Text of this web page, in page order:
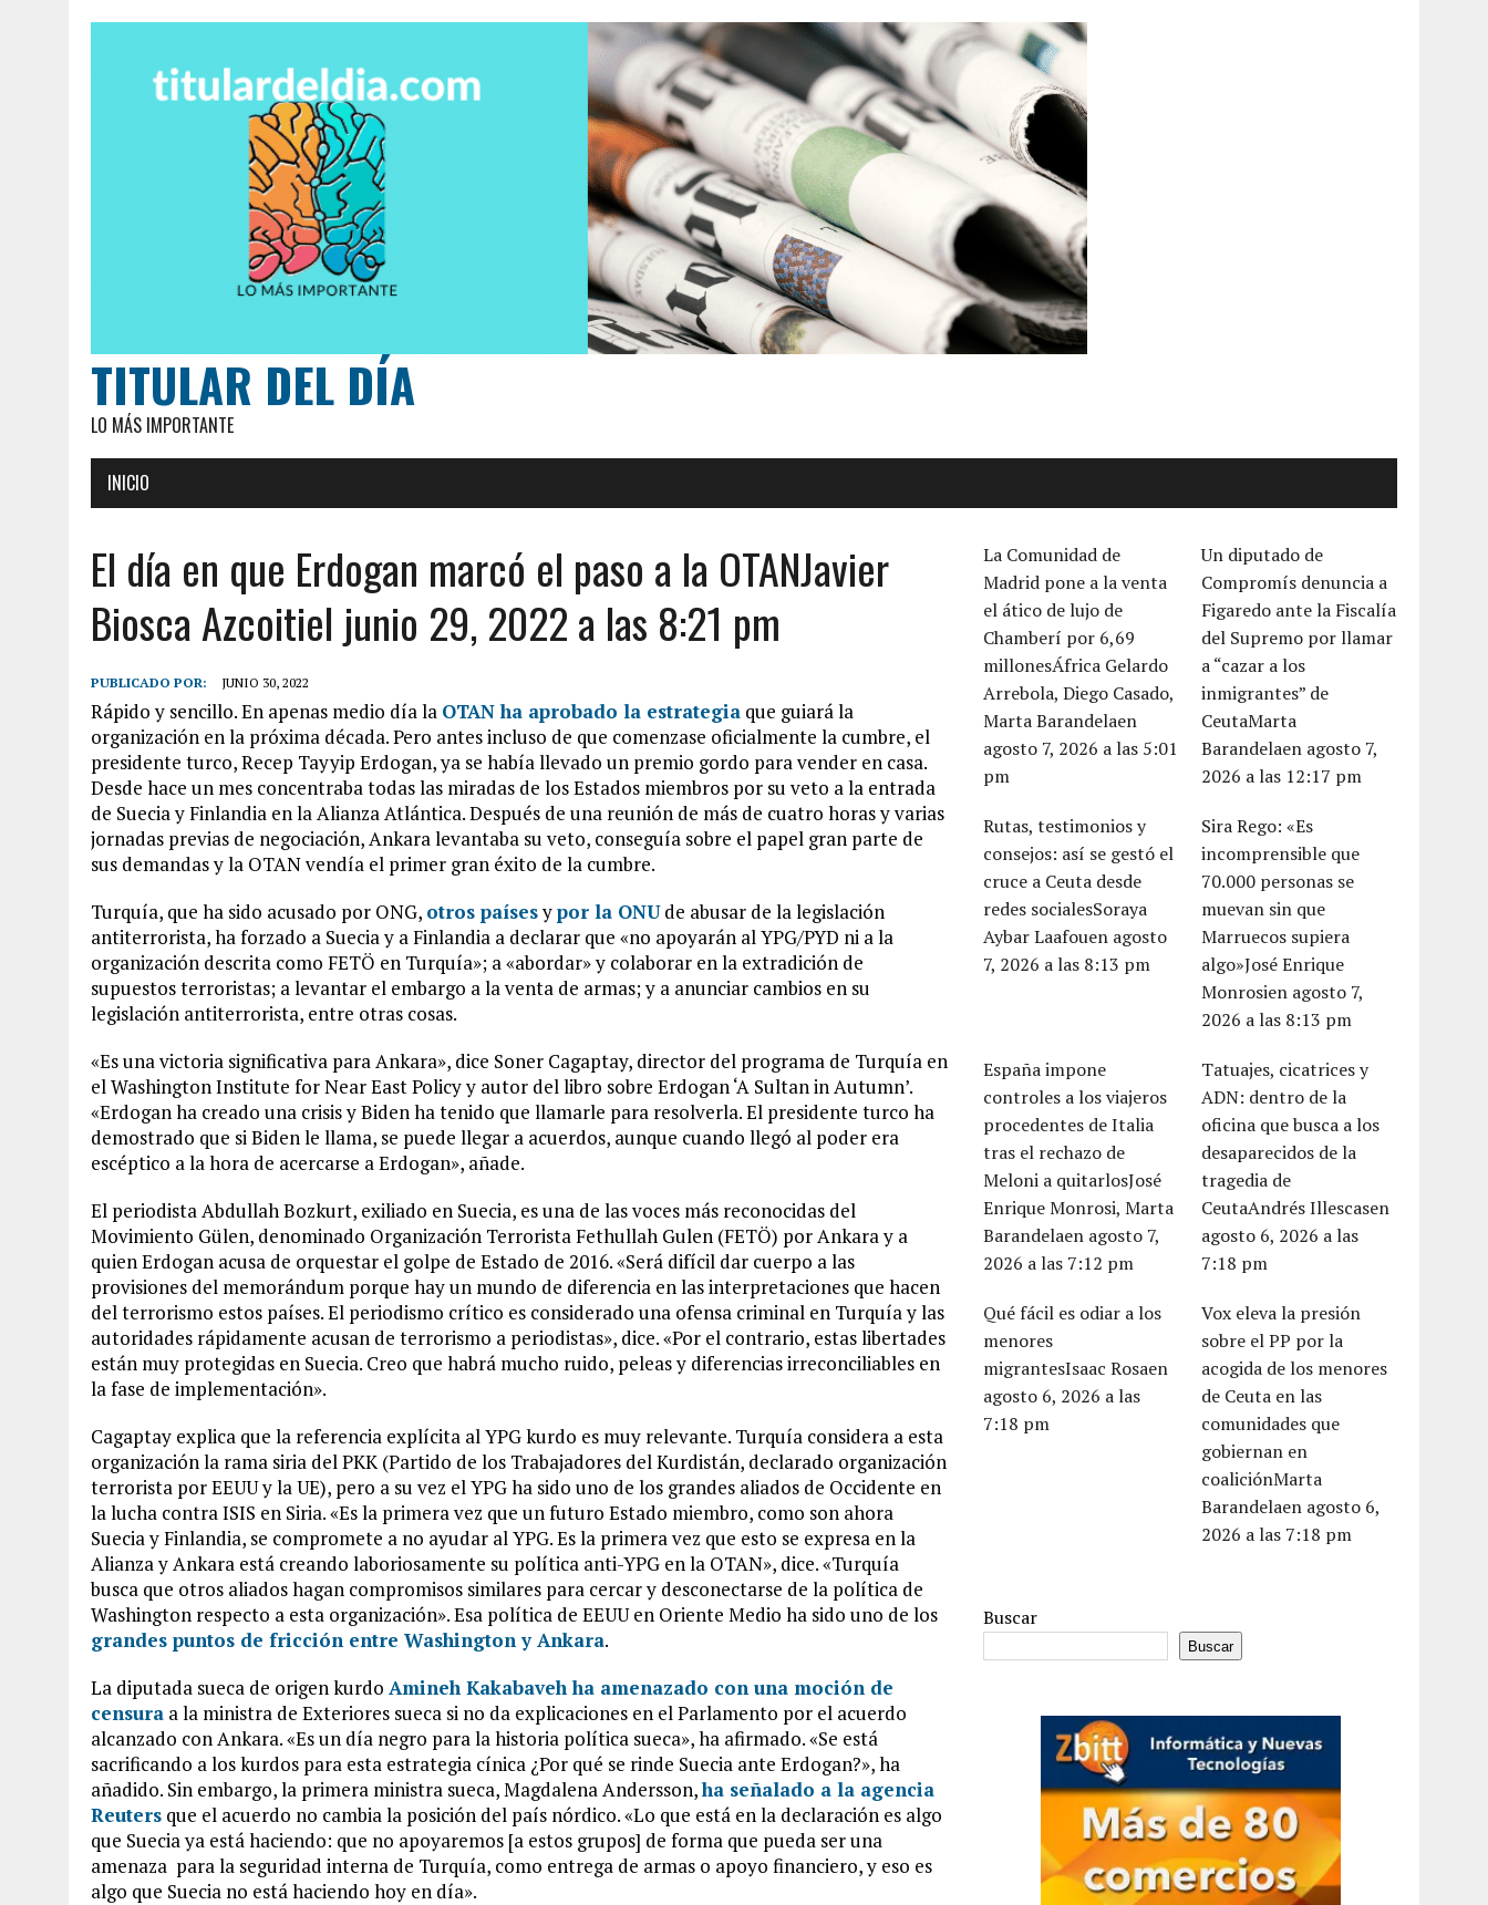
TITULAR DEL DÍA
LO MÁS IMPORTANTE
INICIO
El día en que Erdogan marcó el paso a la OTANJavier
Biosca Azcoitiel junio 29, 2022 a las 8:21 pm
PUBLICADO POR: JUNIO 30, 2022
Rápido y sencillo. En apenas medio día la OTAN ha aprobado la estrategia que guiará la
organización en la próxima década. Pero antes incluso de que comenzase oficialmente la cumbre, el
presidente turco, Recep Tayyip Erdogan, ya se había llevado un premio gordo para vender en casa.
Desde hace un mes concentraba todas las miradas de los Estados miembros por su veto a la entrada
de Suecia y Finlandia en la Alianza Atlántica. Después de una reunión de más de cuatro horas y varias
jornadas previas de negociación, Ankara levantaba su veto, conseguía sobre el papel gran parte de
sus demandas y la OTAN vendía el primer gran éxito de la cumbre.
Turquía, que ha sido acusado por ONG, otros paísesypor la ONUde abusar de la legislación
antiterrorista, ha forzado a Suecia y a Finlandia a declarar que «no apoyarán al YPG/PYD ni a la
organización descrita como FETÖ en Turquía»; a «abordar» y colaborar en la extradición de
supuestos terroristas; a levantar el embargo a la venta de armas; y a anunciar cambios en su
legislación antiterrorista, entre otras cosas.
«Es una victoria significativa para Ankara», dice Soner Cagaptay, director del programa de Turquía en
el Washington Institute for Near East Policy y autor del libro sobre Erdogan ‘A Sultan in Autumn’.
«Erdogan ha creado una crisis y Biden ha tenido que llamarle para resolverla. El presidente turco ha
demostrado que si Biden le llama, se puede llegar a acuerdos, aunque cuando llegó al poder era
escéptico a la hora de acercarse a Erdogan», añade.
El periodista Abdullah Bozkurt, exiliado en Suecia, es una de las voces más reconocidas del
Movimiento Gülen, denominado Organización Terrorista Fethullah Gulen (FETÖ) por Ankara y a
quien Erdogan acusa de orquestar el golpe de Estado de 2016. «Será difícil dar cuerpo a las
provisiones del memorándum porque hay un mundo de diferencia en las interpretaciones que hacen
del terrorismo estos países. El periodismo crítico es considerado una ofensa criminal en Turquía y las
autoridades rápidamente acusan de terrorismo a periodistas», dice. «Por el contrario, estas libertades
están muy protegidas en Suecia. Creo que habrá mucho ruido, peleas y diferencias irreconciliables en
la fase de implementación».
Cagaptay explica que la referencia explícita al YPG kurdo es muy relevante. Turquía considera a esta
organización la rama siria del PKK (Partido de los Trabajadores del Kurdistán, declarado organización
terrorista por EEUU y la UE), pero a su vez el YPG ha sido uno de los grandes aliados de Occidente en
la lucha contra ISIS en Siria. «Es la primera vez que un futuro Estado miembro, como son ahora
Suecia y Finlandia, se compromete a no ayudar al YPG. Es la primera vez que esto se expresa en la
Alianza y Ankara está creando laboriosamente su política anti-YPG en la OTAN», dice. «Turquía
busca que otros aliados hagan compromisos similares para cercar y desconectarse de la política de
Washington respecto a esta organización». Esa política de EEUU en Oriente Medio ha sido uno de los
grandes puntos de fricción entre Washington y Ankara.
La diputada sueca de origen kurdo Amineh Kakabaveh ha amenazado con una moción de
censura a la ministra de Exteriores sueca si no da explicaciones en el Parlamento por el acuerdo
alcanzado con Ankara. «Es un día negro para la historia política sueca», ha afirmado. «Se está
sacrificando a los kurdos para esta estrategia cínica ¿Por qué se rinde Suecia ante Erdogan?», ha
añadido. Sin embargo, la primera ministra sueca, Magdalena Andersson,ha señalado a la agencia
Reuters que el acuerdo no cambia la posición del país nórdico. «Lo que está en la declaración es algo
que Suecia ya está haciendo: que no apoyaremos [a estos grupos] de forma que pueda ser una
amenaza para la seguridad interna de Turquía, como entrega de armas o apoyo financiero, y eso es
algo que Suecia no está haciendo hoy en día».
La Comunidad de
Madrid pone a la venta
el ático de lujo de
Chamberí por 6,69
millonesÁfrica Gelardo
Arrebola, Diego Casado,
Marta Barandelaen
agosto 7, 2026 a las 5:01
pm
Un diputado de
Compromís denuncia a
Figaredo ante la Fiscalía
del Supremo por llamar
a “cazar a los
inmigrantes” de
CeutaMarta
Barandelaen agosto 7,
2026 a las 12:17 pm
Rutas, testimonios y
consejos: así se gestó el
cruce a Ceuta desde
redes socialesSoraya
Aybar Laafouen agosto
7, 2026 a las 8:13 pm
Sira Rego: «Es
incomprensible que
70.000 personas se
muevan sin que
Marruecos supiera
algo»José Enrique
Monrosien agosto 7,
2026 a las 8:13 pm
España impone
controles a los viajeros
procedentes de Italia
tras el rechazo de
Meloni a quitarlosJosé
Enrique Monrosi, Marta
Barandelaen agosto 7,
2026 a las 7:12 pm
Tatuajes, cicatrices y
ADN: dentro de la
oficina que busca a los
desaparecidos de la
tragedia de
CeutaAndrés Illescasen
agosto 6, 2026 a las
7:18 pm
Qué fácil es odiar a los
menores
migrantesIsaac Rosaen
agosto 6, 2026 a las
7:18 pm
Vox eleva la presión
sobre el PP por la
acogida de los menores
de Ceuta en las
comunidades que
gobiernan en
coaliciónMarta
Barandelaen agosto 6,
2026 a las 7:18 pm
Buscar
Buscar